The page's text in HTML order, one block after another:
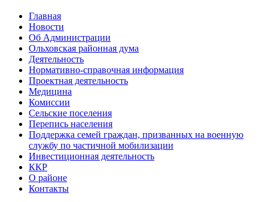
Главная
Новости
Об Администрации
Ольховская районная дума
Деятельность
Нормативно-справочная информация
Проектная деятельность
Медицина
Комиссии
Сельские поселения
Перепись населения
Поддержка семей граждан, призванных на военную
службу по частичной мобилизации
Инвестиционная деятельность
ККР
О районе
Контакты